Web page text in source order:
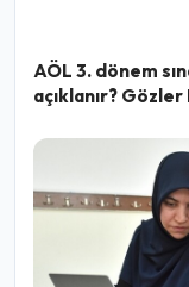
AÖL 3. dönem
açıklanır?